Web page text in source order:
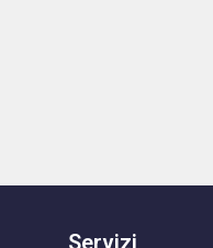
Servizi